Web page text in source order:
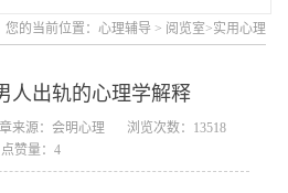
您的当前位置： 心理辅导 > 阅览室>实用心理
人出轨的心理学解释
来源：会明心理
浏览次数：13518
点赞量：4